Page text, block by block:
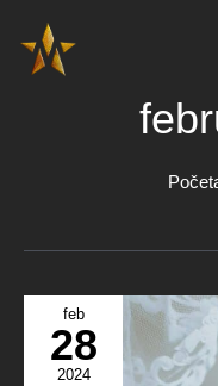
sadržaj
feb
28
2024